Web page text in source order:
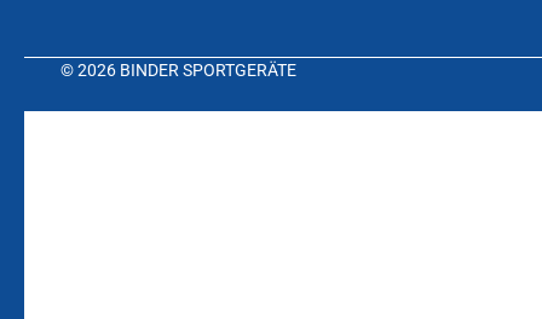
© 2026 BINDER SPORTGERÄTE